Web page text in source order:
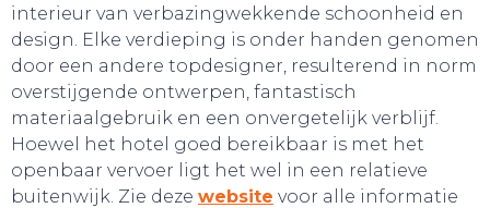
interieur van verbazingwekkende schoonheid en
design. Elke verdieping is onder handen genomen
door een andere topdesigner, resulterend in norm
overstijgende ontwerpen, fantastisch
materiaalgebruik en een onvergetelijk verblijf.
Hoewel het hotel goed bereikbaar is met het
openbaar vervoer ligt het wel in een relatieve
buitenwijk. Zie deze website voor alle informatie